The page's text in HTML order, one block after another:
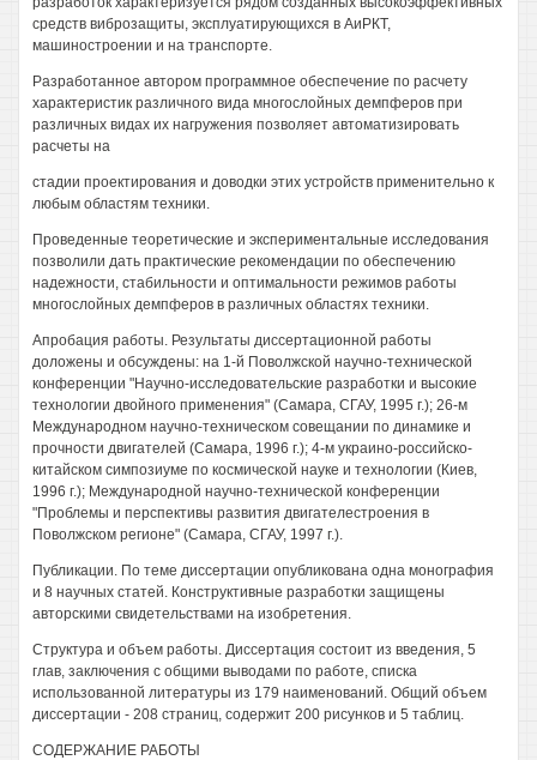
средств виброзащиты, эксплуатирующихся в АиРКТ,
машиностроении и на транспорте.
Разработанное автором программное обеспечение по расчету
характеристик различного вида многослойных демпферов при
различных видах их нагружения позволяет автоматизировать
расчеты на
стадии проектирования и доводки этих устройств применительно к
любым областям техники.
Проведенные теоретические и экспериментальные исследования
позволили дать практические рекомендации по обеспечению
надежности, стабильности и оптимальности режимов работы
многослойных демпферов в различных областях техники.
Апробация работы. Результаты диссертационной работы
доложены и обсуждены: на 1-й Поволжской научно-технической
конференции "Научно-исследовательские разработки и высокие
технологии двойного применения" (Самара, СГАУ, 1995 г.); 26-м
Международном научно-техническом совещании по динамике и
прочности двигателей (Самара, 1996 г.); 4-м украино-российско-
китайском симпозиуме по космической науке и технологии (Киев,
1996 г.); Международной научно-технической конференции
"Проблемы и перспективы развития двигателестроения в
Поволжском регионе" (Самара, СГАУ, 1997 г.).
Публикации. По теме диссертации опубликована одна монография
и 8 научных статей. Конструктивные разработки защищены
авторскими свидетельствами на изобретения.
Структура и объем работы. Диссертация состоит из введения, 5
глав, заключения с общими выводами по работе, списка
использованной литературы из 179 наименований. Общий объем
диссертации - 208 страниц, содержит 200 рисунков и 5 таблиц.
СОДЕРЖАНИЕ РАБОТЫ